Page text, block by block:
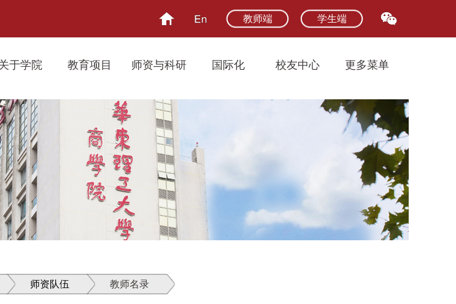
教师端 学生端
于学院 教育项目 师资与科研 国际化 校友中心 更多菜单
师资队伍 教师名录